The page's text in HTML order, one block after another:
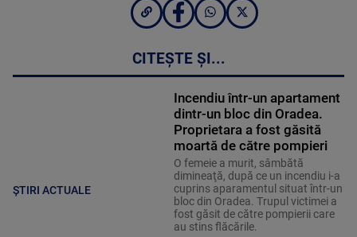
CITEȘTE ȘI...
ȘTIRI ACTUALE
Incendiu într-un apartament
dintr-un bloc din Oradea.
Proprietara a fost găsită
moartă de către pompieri
O femeie a murit, sâmbătă
dimineaţă, după ce un incendiu i-a
cuprins aparamentul situat într-un
bloc din Oradea. Trupul victimei a
fost găsit de către pompierii care
au stins flăcările.